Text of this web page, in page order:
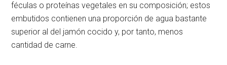
féculas o proteínas vegetales en su composición; estos
embutidos contienen una proporción de agua bastante
superior al del jamón cocido y, por tanto, menos
cantidad de carne.